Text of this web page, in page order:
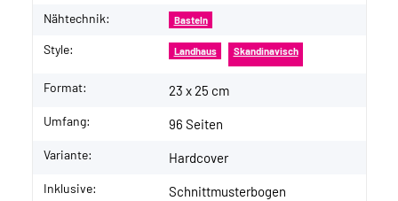
Nähtechnik: Basteln
Style: Landhaus Skandinavisch
Format: 23 x 25 cm
Umfang: 96 Seiten
Variante: Hardcover
Inklusive: Schnittmusterbogen